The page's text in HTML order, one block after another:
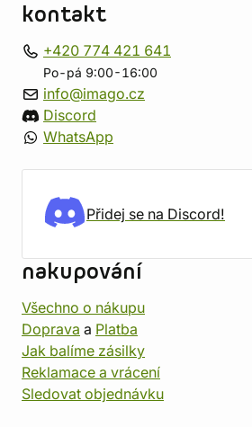
kontakt
+420 774 421 641
Po-pá 9:00-16:00
info@imago.cz
Discord
WhatsApp
Přidej se na Discord!
nakupování
Všechno o nákupu
Doprava a Platba
Jak balíme zásilky
Reklamace a vrácení
Sledovat objednávku